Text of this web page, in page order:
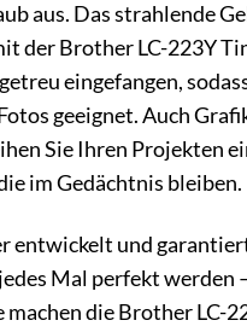
aus. Das strahlende
der Brother LC-223Y
eingefangen,
geeignet. Auch
Sie Ihren Projekten
im Gedächtnis bleiben.
und
Mal perfekt werden
die Brother LC-